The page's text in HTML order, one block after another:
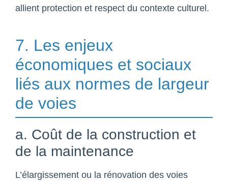
allient protection et respect du contexte culturel.
7. Les enjeux
économiques et sociaux
liés aux normes de largeur
de voies
a. Coût de la construction et
de la maintenance
L’élargissement ou la rénovation des voies